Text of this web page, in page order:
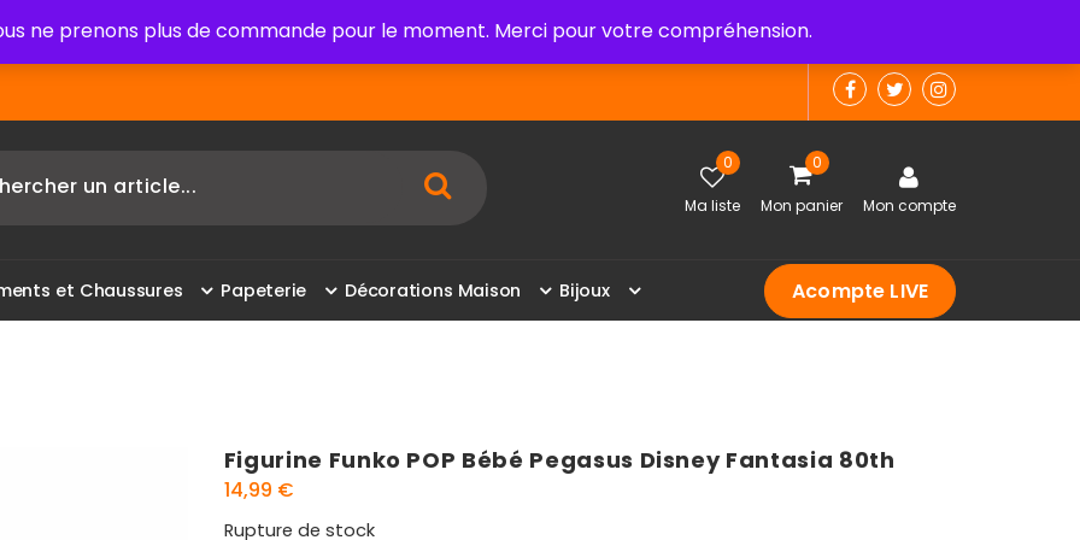
ne prenons plus de commande pour le moment. Merci pour votre compréhension.
0
Ma liste
0
Mon panier Mon compte
ents et Chaussures Papeterie Décorations Maison Bijoux Acompte LIVE
Figurine Funko POP Bébé Pegasus Disney Fantasia 80th
14,99 €
Rupture de stock